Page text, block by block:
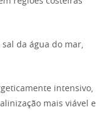
sal da água do mar,
intensivo,
mais viável e